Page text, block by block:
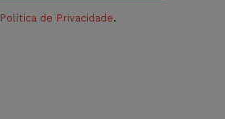
Política de Privacidade.